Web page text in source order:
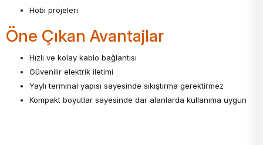
Hobi projeleri
Öne Çıkan Avantajlar
Hızlı ve kolay kablo bağlantısı
Güvenilir elektrik iletimi
Yaylı terminal yapısı sayesinde sıkıştırma gerektirmez
Kompakt boyutlar sayesinde dar alanlarda kullanıma uygun